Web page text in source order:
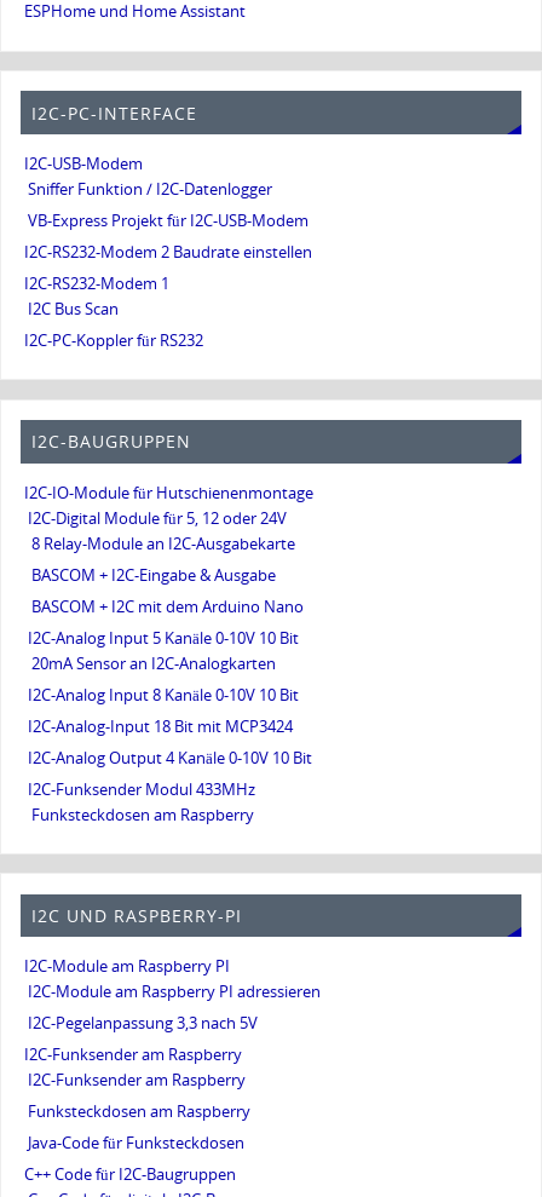
ESPHome und Home Assistant
I2C-PC-INTERFACE
I2C-USB-Modem
Sniffer Funktion / I2C-Datenlogger
VB-Express Projekt für I2C-USB-Modem
I2C-RS232-Modem 2 Baudrate einstellen
I2C-RS232-Modem 1
I2C Bus Scan
I2C-PC-Koppler für RS232
I2C-BAUGRUPPEN
I2C-IO-Module für Hutschienenmontage
I2C-Digital Module für 5, 12 oder 24V
8 Relay-Module an I2C-Ausgabekarte
BASCOM + I2C-Eingabe & Ausgabe
BASCOM + I2C mit dem Arduino Nano
I2C-Analog Input 5 Kanäle 0-10V 10 Bit
20mA Sensor an I2C-Analogkarten
I2C-Analog Input 8 Kanäle 0-10V 10 Bit
I2C-Analog-Input 18 Bit mit MCP3424
I2C-Analog Output 4 Kanäle 0-10V 10 Bit
I2C-Funksender Modul 433MHz
Funksteckdosen am Raspberry
I2C UND RASPBERRY-PI
I2C-Module am Raspberry PI
I2C-Module am Raspberry PI adressieren
I2C-Pegelanpassung 3,3 nach 5V
I2C-Funksender am Raspberry
I2C-Funksender am Raspberry
Funksteckdosen am Raspberry
Java-Code für Funksteckdosen
C++ Code für I2C-Baugruppen